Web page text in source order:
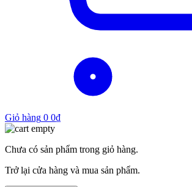
Giỏ hàng 0 0₫
Chưa có sản phẩm trong giỏ hàng.
Trở lại cửa hàng và mua sản phẩm.